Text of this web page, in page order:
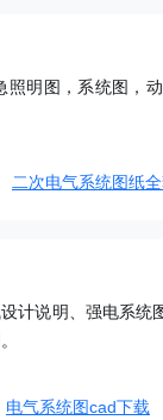
明图，系统图，
二次电气系统图纸
计说明、强电系统
电气系统图cad下载